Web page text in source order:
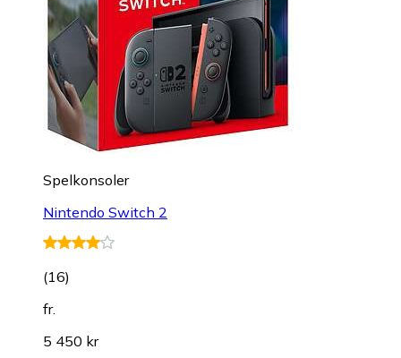
Spelkonsoler
Nintendo Switch 2
(16)
fr.
5 450 kr